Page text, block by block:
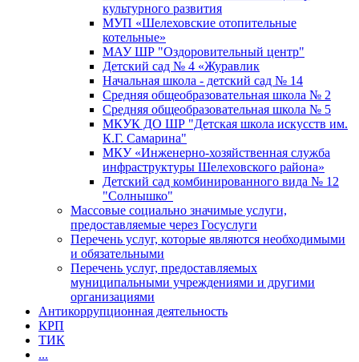
культурного развития
МУП «Шелеховские отопительные
котельные»
МАУ ШР "Оздоровительный центр"
Детский сад № 4 «Журавлик
Начальная школа - детский сад № 14
Средняя общеобразовательная школа № 2
Средняя общеобразовательная школа № 5
МКУК ДО ШР "Детская школа искусств им.
К.Г. Самарина"
МКУ «Инженерно-хозяйственная служба
инфраструктуры Шелеховского района»
Детский сад комбинированного вида № 12
"Солнышко"
Массовые социально значимые услуги,
предоставляемые через Госуслуги
Перечень услуг, которые являются необходимыми
и обязательными
Перечень услуг, предоставляемых
муниципальными учреждениями и другими
организациями
Антикоррупционная деятельность
КРП
ТИК
...